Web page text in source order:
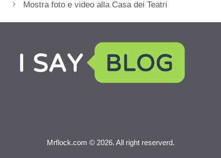
Mostra foto e video alla Casa dei Teatri
Mrflock.com © 2026. All right reserverd.